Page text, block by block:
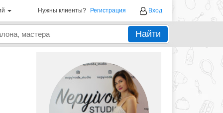
Нужны клиенты? Регистрация Вход
Найти